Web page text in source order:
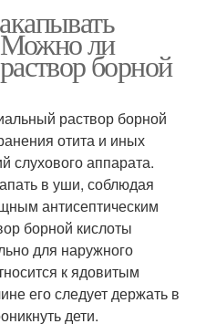
Можно ли
борной
раствор борной
отита и иных
слухового аппарата.
в уши, соблюдая
антисептическим
борной кислоты
для наружного
к ядовитым
его следует держать в
дети.